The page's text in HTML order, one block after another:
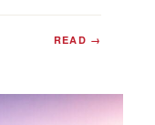
os
READ →